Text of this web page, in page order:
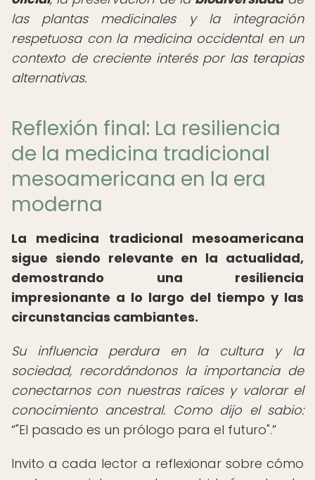
las plantas medicinales y la integración
respetuosa con la medicina occidental en un
contexto de creciente interés por las terapias
alternativas.
Reflexión final: La resiliencia
de la medicina tradicional
mesoamericana en la era
moderna
La medicina tradicional mesoamericana
sigue siendo relevante en la actualidad,
demostrando una resiliencia
impresionante a lo largo del tiempo y las
circunstancias cambiantes.
Su influencia perdura en la cultura y la
sociedad, recordándonos la importancia de
conectarnos con nuestras raíces y valorar el
conocimiento ancestral. Como dijo el sabio:
"El pasado es un prólogo para el futuro".
Invito a cada lector a reflexionar sobre cómo